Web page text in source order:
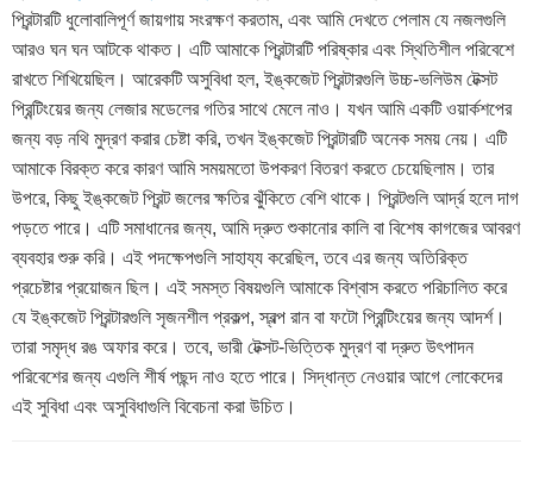
প্রিন্টারটি ধুলোবালিপূর্ণ জায়গায় সংরক্ষণ করতাম, এবং আমি দেখতে পেলাম যে নজলগুলি
আরও ঘন ঘন আটকে থাকত। এটি আমাকে প্রিন্টারটি পরিষ্কার এবং স্থিতিশীল পরিবেশে
রাখতে শিখিয়েছিল। আরেকটি অসুবিধা হল, ইঙ্কজেট প্রিন্টারগুলি উচ্চ-ভলিউম টেক্সট
প্রিন্টিংয়ের জন্য লেজার মডেলের গতির সাথে মেলে নাও। যখন আমি একটি ওয়ার্কশপের
জন্য বড় নথি মুদ্রণ করার চেষ্টা করি, তখন ইঙ্কজেট প্রিন্টারটি অনেক সময় নেয়। এটি
আমাকে বিরক্ত করে কারণ আমি সময়মতো উপকরণ বিতরণ করতে চেয়েছিলাম। তার
উপরে, কিছু ইঙ্কজেট প্রিন্ট জলের ক্ষতির ঝুঁকিতে বেশি থাকে। প্রিন্টগুলি আর্দ্র হলে দাগ
পড়তে পারে। এটি সমাধানের জন্য, আমি দ্রুত শুকানোর কালি বা বিশেষ কাগজের আবরণ
ব্যবহার শুরু করি। এই পদক্ষেপগুলি সাহায্য করেছিল, তবে এর জন্য অতিরিক্ত
প্রচেষ্টার প্রয়োজন ছিল। এই সমস্ত বিষয়গুলি আমাকে বিশ্বাস করতে পরিচালিত করে
যে ইঙ্কজেট প্রিন্টারগুলি সৃজনশীল প্রকল্প, স্বল্প রান বা ফটো প্রিন্টিংয়ের জন্য আদর্শ।
তারা সমৃদ্ধ রঙ অফার করে। তবে, ভারী টেক্সট-ভিত্তিক মুদ্রণ বা দ্রুত উৎপাদন
পরিবেশের জন্য এগুলি শীর্ষ পছন্দ নাও হতে পারে। সিদ্ধান্ত নেওয়ার আগে লোকেদের
এই সুবিধা এবং অসুবিধাগুলি বিবেচনা করা উচিত।